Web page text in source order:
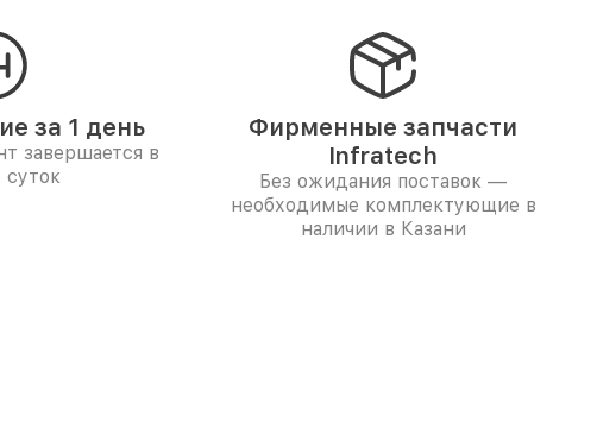
за 1 день
завершается в
суток
Фирменные запчасти
Infratech
Без ожидания поставок —
необходимые комплектующие в
наличии в Казани